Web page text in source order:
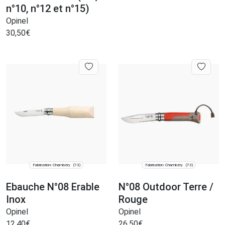
n°10, n°12 et n°15)
Opinel
30,50€
Fabrication: Chambéry (73)
Ebauche N°08 Erable
Inox
Opinel
Fabrication: Chambéry (73)
N°08 Outdoor Terre /
Rouge
Opinel